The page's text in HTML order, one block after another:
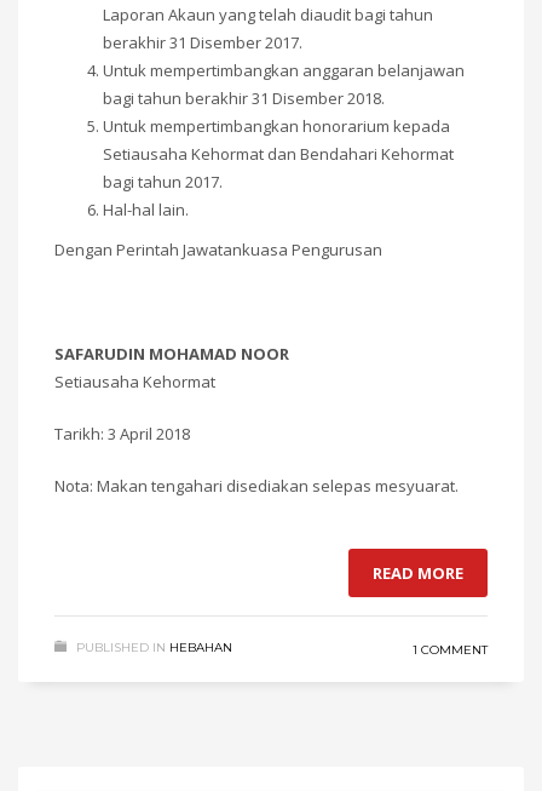
Laporan Akaun yang telah diaudit bagi tahun
berakhir 31 Disember 2017.
Untuk mempertimbangkan anggaran belanjawan
bagi tahun berakhir 31 Disember 2018.
Untuk mempertimbangkan honorarium kepada
Setiausaha Kehormat dan Bendahari Kehormat
bagi tahun 2017.
Hal-hal lain.
Dengan Perintah Jawatankuasa Pengurusan
SAFARUDIN MOHAMAD NOOR
Setiausaha Kehormat
Tarikh: 3 April 2018
Nota: Makan tengahari disediakan selepas mesyuarat.
READ MORE
PUBLISHED IN HEBAHAN 1 COMMENT